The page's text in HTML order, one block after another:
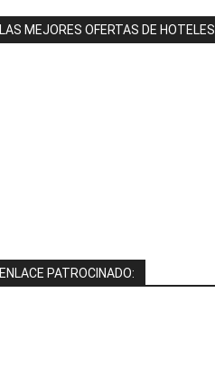
LAS MEJORES OFERTAS DE HOTELES
ENLACE PATROCINADO: